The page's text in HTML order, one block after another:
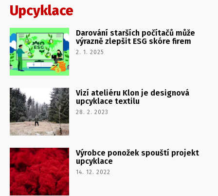
Upcyklace
Darování starších počítačů může
výrazně zlepšit ESG skóre firem
2. 1. 2025
Vizí ateliéru Klon je designová
upcyklace textilu
28. 2. 2023
Výrobce ponožek spouští projekt
upcyklace
14. 12. 2022